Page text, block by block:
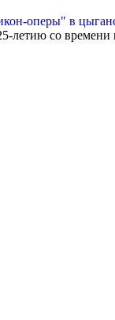
оперы" в
со времени